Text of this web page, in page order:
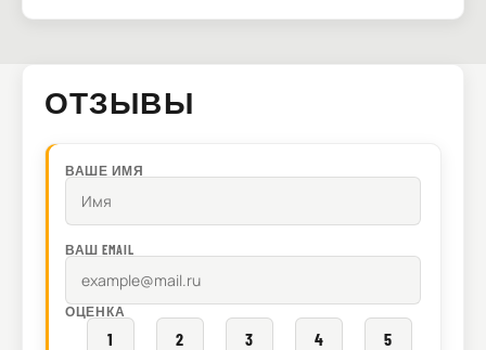
ОТЗЫВЫ
ВАШЕ ИМЯ
ВАШ EMAIL
ОЦЕНКА
1 2 3 4 5